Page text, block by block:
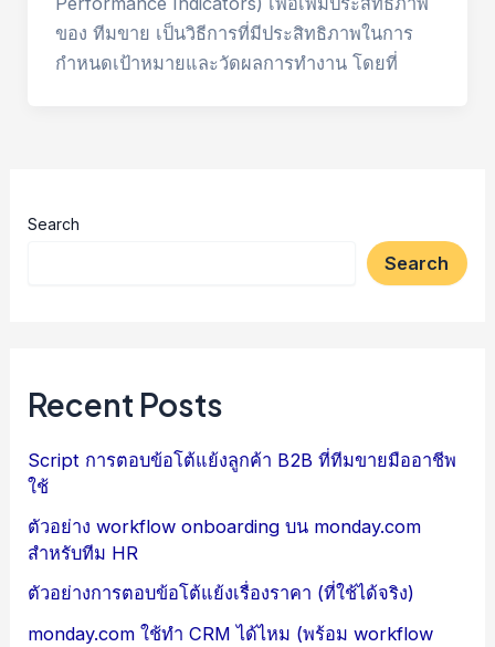
ของ ทีมขาย เป็นวิธีการที่มีประสิทธิภาพในการ
กำหนดเป้าหมายและวัดผลการทำงาน โดยที่
Search
Search
Recent Posts
Script การตอบข้อโต้แย้งลูกค้า B2B ที่ทีมขายมืออาชีพ
ใช้
ตัวอย่าง workflow onboarding บน monday.com
สำหรับทีม HR
ตัวอย่างการตอบข้อโต้แย้งเรื่องราคา (ที่ใช้ได้จริง)
monday.com ใช้ทำ CRM ได้ไหม (พร้อม workflow